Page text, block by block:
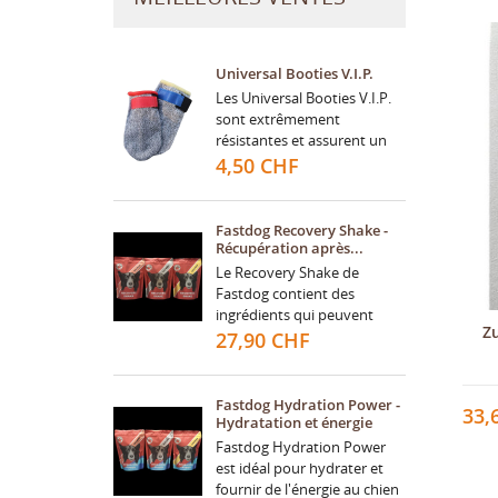
Universal Booties V.I.P.
Les Universal Booties V.I.P.
sont extrêmement
résistantes et assurent un
confort agréable à votre
chien grâce à leur tissu
doux. Conçues sans...
4,50 CHF
Fastdog Recovery Shake -
Récupération après...
Le Recovery Shake de
Fastdog contient des
ingrédients qui peuvent
aider la musculature de
votre chien à récupérer
rapidement et efficacement.
Une...
27,90 CHF
Fastdog Hydration Power -
Hydratation et énergie
Fastdog Hydration Power
est idéal pour hydrater et
fournir de l'énergie au chien